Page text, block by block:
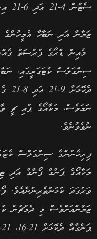
ސެޓުން 4-21 އަދި 6-21 އިން ބަލިވިއެވެ.
ޒަޔާން އަދި ނަބާހާ
މެއިން ޑްރޯގެ ފުރުސަތު
ސިންގަލްސް ކެޓަގަރީގައި،
ނަމަވެސް، މަކާއޯގެ ޕުއި ޗީ
ނުވެވުނެވެ.
ފިރިހެނުންގެ ސިންގަލްސް
މަކާއޯގެ ޕަންގް ފޯންގް އަދި
ވަރުގަދަ ކުޅުންތެރިންނާއެވެ.
ޒަޔާންއަށްވެސް މި ދެމުޗުން